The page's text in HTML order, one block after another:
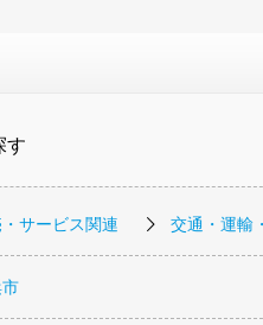
す
サービス関連 交通・運輸